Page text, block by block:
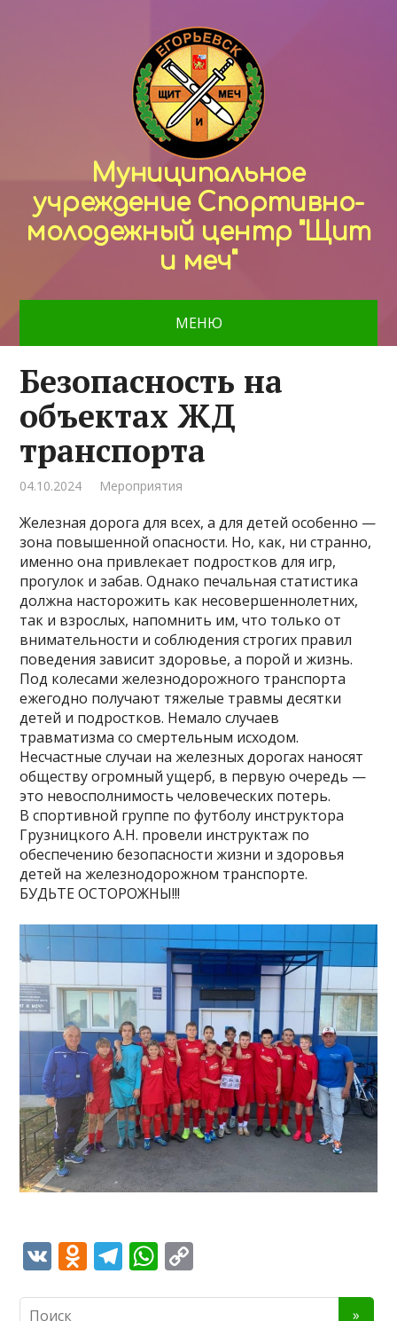
Муниципальное
учреждение Спортивно-
молодежный центр "Щит
и меч"
МЕНЮ
Безопасность на
объектах ЖД
транспорта
04.10.2024 Мероприятия
Железная дорога для всех, а для детей особенно —
зона повышенной опасности. Но, как, ни странно,
именно она привлекает подростков для игр,
прогулок и забав. Однако печальная статистика
должна насторожить как несовершеннолетних,
так и взрослых, напомнить им, что только от
внимательности и соблюдения строгих правил
поведения зависит здоровье, а порой и жизнь.
Под колесами железнодорожного транспорта
ежегодно получают тяжелые травмы десятки
детей и подростков. Немало случаев
травматизма со смертельным исходом.
Несчастные случаи на железных дорогах наносят
обществу огромный ущерб, в первую очередь —
это невосполнимость человеческих потерь.
В спортивной группе по футболу инструктора
Грузницкого А.Н. провели инструктаж по
обеспечению безопасности жизни и здоровья
детей на железнодорожном транспорте.
БУДЬТЕ ОСТОРОЖНЫ!!!
V O T W